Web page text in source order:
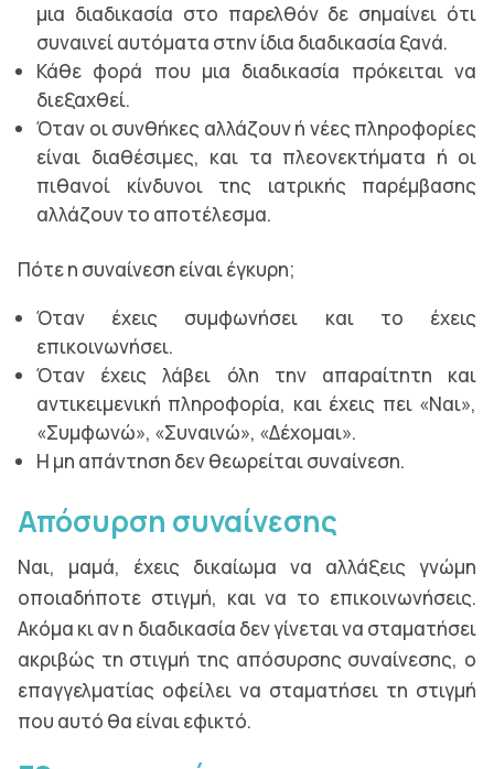
μια διαδικασία στο παρελθόν δε σημαίνει ότι
συναινεί αυτόματα στην ίδια διαδικασία ξανά.
Κάθε φορά που μια διαδικασία πρόκειται να
διεξαχθεί.
Όταν οι συνθήκες αλλάζουν ή νέες πληροφορίες
είναι διαθέσιμες, και τα πλεονεκτήματα ή οι
πιθανοί κίνδυνοι της ιατρικής παρέμβασης
αλλάζουν το αποτέλεσμα.
Πότε η συναίνεση είναι έγκυρη;
Όταν έχεις συμφωνήσει και το έχεις
επικοινωνήσει.
Όταν έχεις λάβει όλη την απαραίτητη και
αντικειμενική πληροφορία, και έχεις πει «Ναι»,
«Συμφωνώ», «Συναινώ», «Δέχομαι».
Η μη απάντηση δεν θεωρείται συναίνεση.
Απόσυρση συναίνεσης
Ναι, μαμά, έχεις δικαίωμα να αλλάξεις γνώμη
οποιαδήποτε στιγμή, και να το επικοινωνήσεις.
Ακόμα κι αν η διαδικασία δεν γίνεται να σταματήσει
ακριβώς τη στιγμή της απόσυρσης συναίνεσης, ο
επαγγελματίας οφείλει να σταματήσει τη στιγμή
που αυτό θα είναι εφικτό.